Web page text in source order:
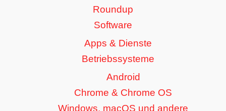
Roundup
Software
Apps & Dienste
Betriebssysteme
Android
Chrome & Chrome OS
Windows, macOS und andere